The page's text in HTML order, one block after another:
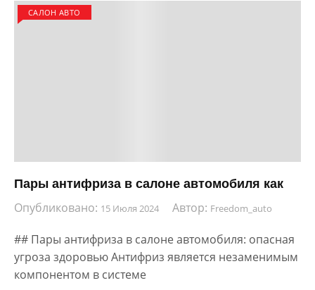
САЛОН АВТО
Пары антифриза в салоне автомобиля как
Опубликовано: 15 Июля 2024 Автор: Freedom_auto
## Пары антифриза в салоне автомобиля: опасная
угроза здоровью Антифриз является незаменимым
компонентом в системе